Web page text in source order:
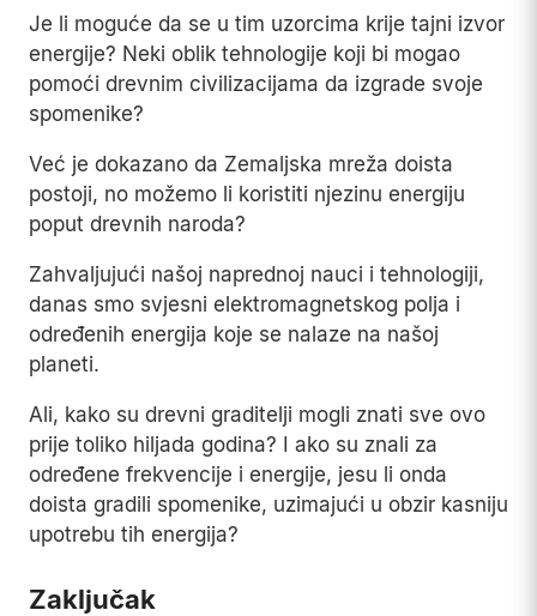
Je li moguće da se u tim uzorcima krije tajni izvor
energije? Neki oblik tehnologije koji bi mogao
pomoći drevnim civilizacijama da izgrade svoje
spomenike?
Već je dokazano da Zemaljska mreža doista
postoji, no možemo li koristiti njezinu energiju
poput drevnih naroda?
Zahvaljujući našoj naprednoj nauci i tehnologiji,
danas smo svjesni elektromagnetskog polja i
određenih energija koje se nalaze na našoj
planeti.
Ali, kako su drevni graditelji mogli znati sve ovo
prije toliko hiljada godina? I ako su znali za
određene frekvencije i energije, jesu li onda
doista gradili spomenike, uzimajući u obzir kasniju
upotrebu tih energija?
Zaključak